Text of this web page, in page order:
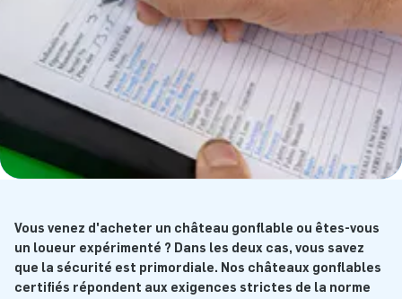
Vous venez d'acheter un château gonflable ou êtes-vous
un loueur expérimenté ? Dans les deux cas, vous savez
que la sécurité est primordiale. Nos châteaux gonflables
certifiés répondent aux exigences strictes de la norme